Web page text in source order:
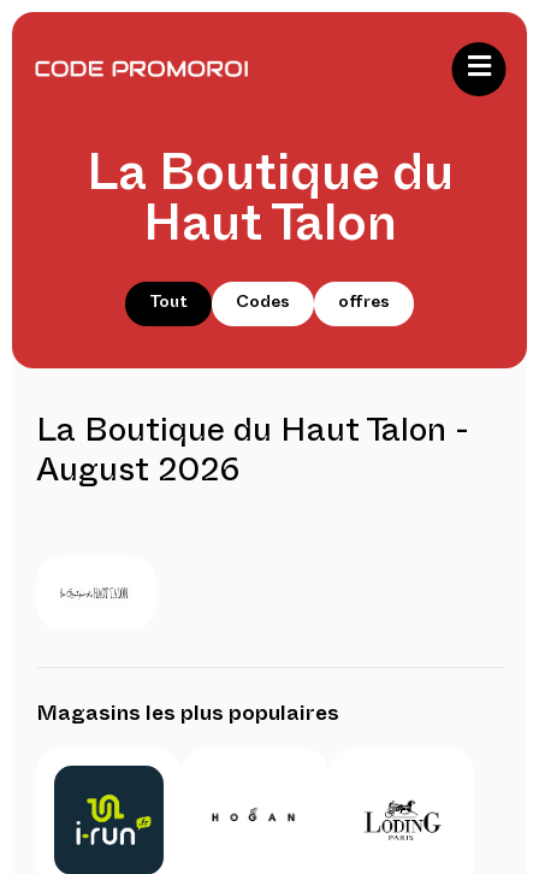
La Boutique du
Haut Talon
Tout Codes offres
La Boutique du Haut Talon -
August 2026
Magasins les plus populaires